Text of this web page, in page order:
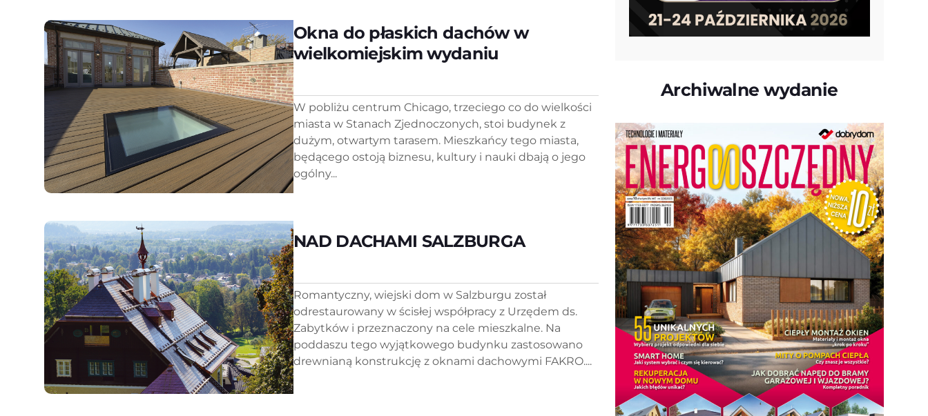
Okna do płaskich dachów w
wielkomiejskim wydaniu
W pobliżu centrum Chicago, trzeciego co do wielkości
miasta w Stanach Zjednoczonych, stoi budynek z
dużym, otwartym tarasem. Mieszkańcy tego miasta,
będącego ostoją biznesu, kultury i nauki dbają o jego
ogólny...
NAD DACHAMI SALZBURGA
Romantyczny, wiejski dom w Salzburgu został
odrestaurowany w ścisłej współpracy z Urzędem ds.
Zabytków i przeznaczony na cele mieszkalne. Na
poddaszu tego wyjątkowego budynku zastosowano
drewnianą konstrukcję z oknami dachowymi FAKRO....
Archiwalne wydanie